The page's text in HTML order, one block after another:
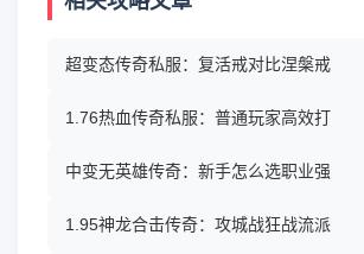
超变态传奇私服：复活戒对比涅槃戒
1.76热血传奇私服：普通玩家高效打
中变无英雄传奇：新手怎么选职业强
1.95神龙合击传奇：攻城战狂战流派